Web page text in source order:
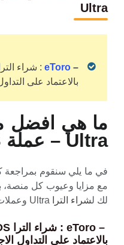
Ultra
–
eToro
: شراء
بالاعتماد على
ما هي افضل
Ultra – عملة UOS
في ما يلي سنقوم
مع مزايا وعيوب كل منصة،
لك لشراء الترا Ultra وعملات رقمية أخرى.
بالاعتماد على التداول